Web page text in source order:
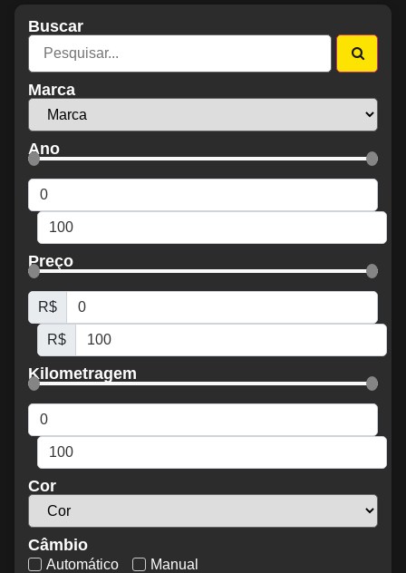
Buscar
Marca
Ano
Preço
R$
R$
Kilometragem
Cor
Câmbio
Automático Manual